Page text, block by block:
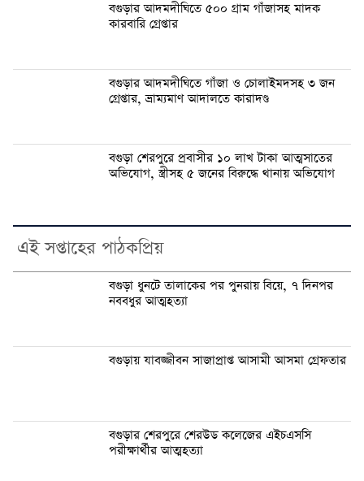
বগুড়ার আদমদীঘিতে ৫০০ গ্রাম গাঁজাসহ মাদক
কারবারি গ্রেপ্তার
বগুড়ার আদমদীঘিতে গাঁজা ও চোলাইমদসহ ৩ জন
গ্রেপ্তার, ভ্রাম্যমাণ আদালতে কারাদণ্ড
বগুড়া শেরপুরে প্রবাসীর ১০ লাখ টাকা আত্মসাতের
অভিযোগ, স্ত্রীসহ ৫ জনের বিরুদ্ধে থানায় অভিযোগ
এই সপ্তাহের পাঠকপ্রিয়
বগুড়া ধুনটে তালাকের পর পুনরায় বিয়ে, ৭ দিনপর
নববধুর আত্মহত্যা
বগুড়ায় যাবজ্জীবন সাজাপ্রাপ্ত আসামী আসমা গ্রেফতার
বগুড়ার শেরপুরে শেরউড কলেজের এইচএসসি
পরীক্ষার্থীর আত্মহত্যা